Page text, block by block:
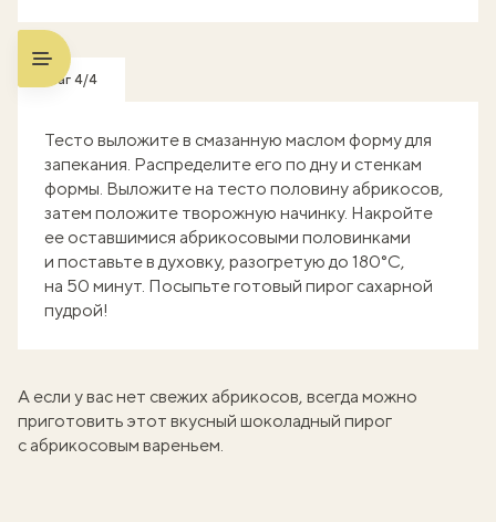
Шаг 4/4
Тесто выложите в смазанную маслом форму для
запекания. Распределите его по дну и стенкам
формы. Выложите на тесто половину абрикосов,
затем положите творожную начинку. Накройте
ее оставшимися абрикосовыми половинками
и поставьте в духовку, разогретую до 180°C,
на 50 минут. Посыпьте готовый пирог сахарной
пудрой!
А если у вас нет свежих абрикосов, всегда можно
приготовить этот вкусный шоколадный пирог
с абрикосовым вареньем.